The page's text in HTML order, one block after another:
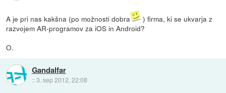
A je pri nas kakšna (po možnosti dobra
) firma, ki se ukvarja z
razvojem AR-programov za iOS in Android?
O.
Gandalfar
::3. sep 2012, 22:08